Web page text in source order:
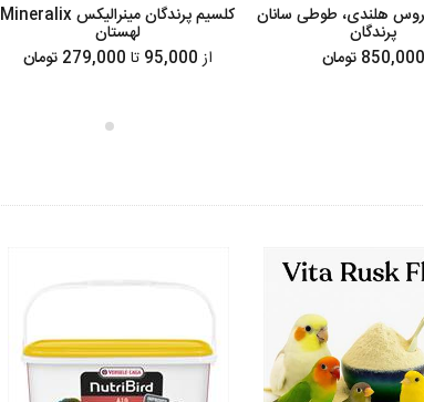
هلندی، طوطی سانان
پرندگان
850,000 تومان
کلسیم پرندگان مینرالیکس Mineralix
لهستان
از
تا